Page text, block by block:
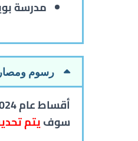
مدرسة
رسوم ومصاريف
سوفيتم